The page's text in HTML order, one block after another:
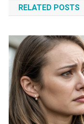
RELATED POSTS